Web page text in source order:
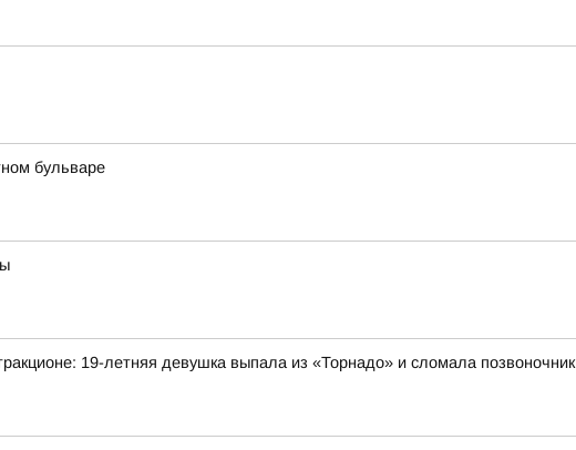
бульваре
19-летняя девушка выпала из «Торнадо» и сломала позвоночник